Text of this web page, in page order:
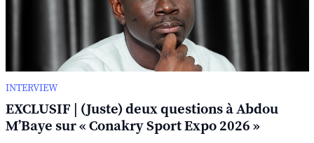
INTERVIEW
EXCLUSIF | (Juste) deux questions à Abdou
M’Baye sur « Conakry Sport Expo 2026 »